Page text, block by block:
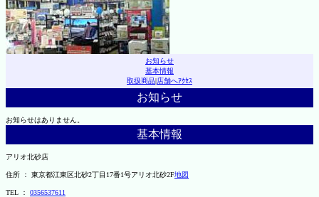
お知らせ
基本情報
取扱商品|店舗へｱｸｾｽ
お知らせ
お知らせはありません。
基本情報
アリオ北砂店
住所 ： 東京都江東区北砂2丁目17番1号アリオ北砂2F地図
TEL ： 0356537611